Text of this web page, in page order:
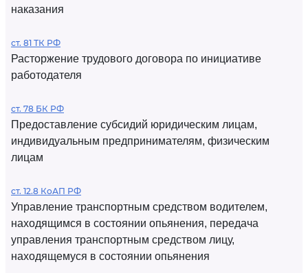
наказания
ст. 81 ТК РФ
Расторжение трудового договора по инициативе
работодателя
ст. 78 БК РФ
Предоставление субсидий юридическим лицам,
индивидуальным предпринимателям, физическим
лицам
ст. 12.8 КоАП РФ
Управление транспортным средством водителем,
находящимся в состоянии опьянения, передача
управления транспортным средством лицу,
находящемуся в состоянии опьянения